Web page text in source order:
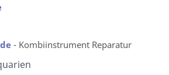
- Kombiinstrument Reparatur